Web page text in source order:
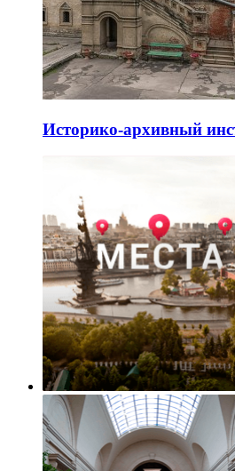
Историко-архивный